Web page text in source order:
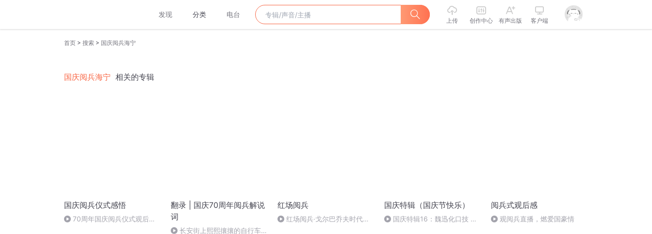
发现 分类 电台
上传 创作中心 有声出版 客户端
首页 > 搜索 > 国庆阅兵海宁
国庆阅兵海宁 相关的专辑
国庆阅兵仪式感悟
70周年国庆阅兵仪式观后感
翻录 | 国庆70周年阅兵解说
词
长安街上熙熙攘攘的自行车流
红场阅兵
红场阅兵·戈尔巴乔夫时代
国庆特辑（国庆节快乐）
国庆特辑16：魏迅化口技 二
阅兵式观后感
观阅兵直播，燃爱国豪情